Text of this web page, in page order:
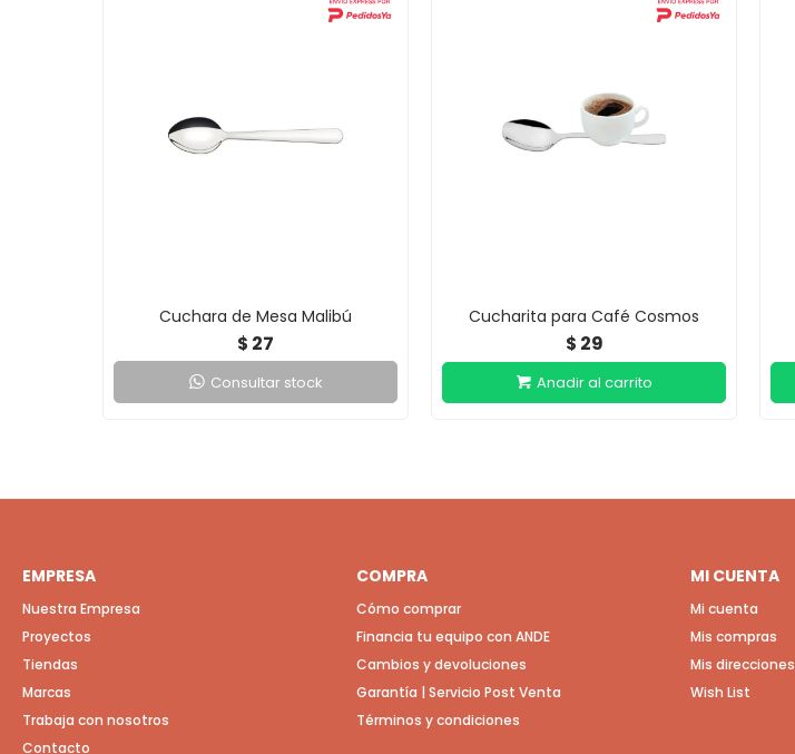
Cuchara de Mesa Malibú
$ 27
Consultar stock
Cucharita para Café Cosmos
$ 29
EMPRESA
Nuestra Empresa
Proyectos
Tiendas
Marcas
Trabaja con nosotros
Contacto
COMPRA
Cómo comprar
Financia tu equipo con ANDE
Cambios y devoluciones
Garantía | Servicio Post Venta
Términos y condiciones
MI CUENTA
Mi cuenta
Mis compras
Mis direcciones
Wish List